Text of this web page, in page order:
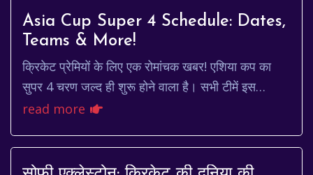
Asia Cup Super 4 Schedule: Dates,
Teams & More!
क्रिकेट प्रेमियों के लिए एक रोमांचक खबर! एशिया कप का
सुपर 4 चरण जल्द ही शुरू होने वाला है। सभी टीमें इस
महत्वपूर्ण चरण में अपनी जगह पक्की करने के लिए ...
read more